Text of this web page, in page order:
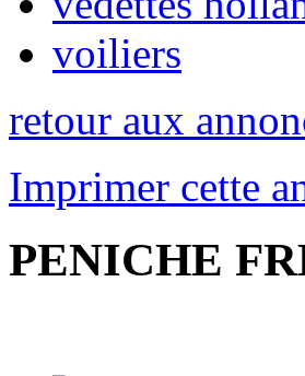
voiliers
retour aux
Imprimer cette
PENICHE